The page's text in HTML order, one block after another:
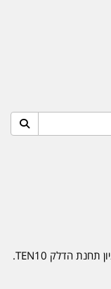
האילן 4 אור עקיבא - מתחם העסקים ''מבנה'' חניון תחנת הדלק TEN10.